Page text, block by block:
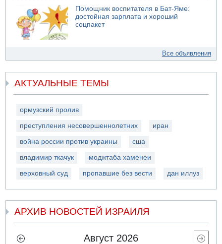
Помощник воспитателя в Бат-Яме:
достойная зарплата и хороший
соцпакет
Все объявления
АКТУАЛЬНЫЕ ТЕМЫ
ормузский пролив
преступления несовершеннолетних иран
война россии против украины сша
владимир ткачук моджтаба хаменеи
верховный суд пропавшие без вести дан иллуз
АРХИВ НОВОСТЕЙ ИЗРАИЛЯ
Август 2026